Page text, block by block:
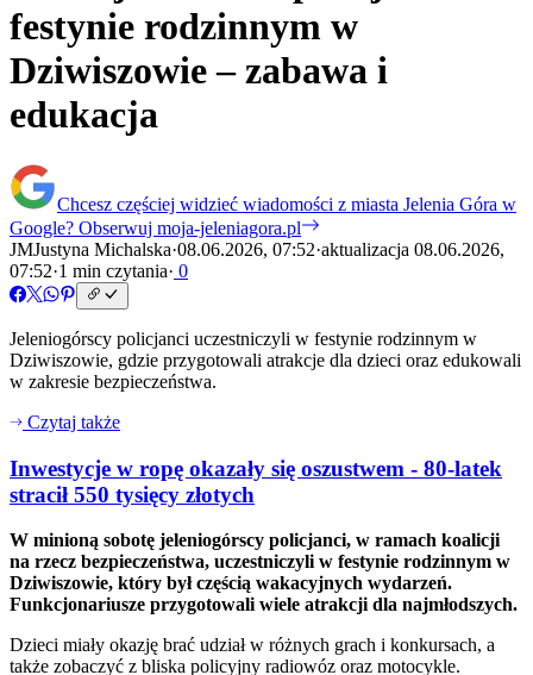
festynie rodzinnym w
Dziwiszowie – zabawa i
edukacja
Chcesz częściej widzieć wiadomości z miasta Jelenia Góra w
Google? Obserwuj moja-jeleniagora.pl
JMJustyna Michalska·08.06.2026, 07:52·aktualizacja 08.06.2026,
07:52·1 min czytania· 0
Jeleniogórscy policjanci uczestniczyli w festynie rodzinnym w
Dziwiszowie, gdzie przygotowali atrakcje dla dzieci oraz edukowali
w zakresie bezpieczeństwa.
Czytaj także
Inwestycje w ropę okazały się oszustwem - 80-latek
stracił 550 tysięcy złotych
W minioną sobotę jeleniogórscy policjanci, w ramach koalicji
na rzecz bezpieczeństwa, uczestniczyli w festynie rodzinnym w
Dziwiszowie, który był częścią wakacyjnych wydarzeń.
Funkcjonariusze przygotowali wiele atrakcji dla najmłodszych.
Dzieci miały okazję brać udział w różnych grach i konkursach, a
także zobaczyć z bliska policyjny radiowóz oraz motocykle.